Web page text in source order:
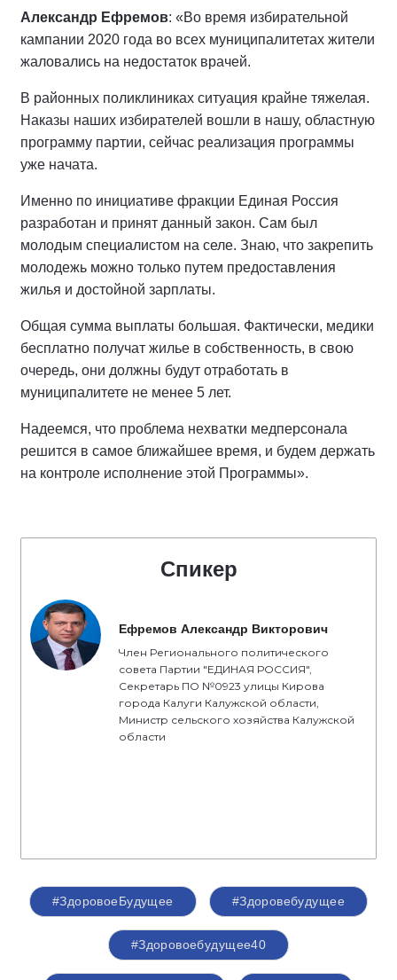
Александр Ефремов: «Во время избирательной
кампании 2020 года во всех муниципалитетах жители
жаловались на недостаток врачей.
В районных поликлиниках ситуация крайне тяжелая.
Наказы наших избирателей вошли в нашу, областную
программу партии, сейчас реализация программы
уже начата.
Именно по инициативе фракции Единая Россия
разработан и принят данный закон. Сам был
молодым специалистом на селе. Знаю, что закрепить
молодежь можно только путем предоставления
жилья и достойной зарплаты.
Общая сумма выплаты большая. Фактически, медики
бесплатно получат жилье в собственность, в свою
очередь, они должны будут отработать в
муниципалитете не менее 5 лет.
Надеемся, что проблема нехватки медперсонала
решится в самое ближайшее время, и будем держать
на контроле исполнение этой Программы».
Спикер
Ефремов Александр Викторович
Член Регионального политического
совета Партии "ЕДИНАЯ РОССИЯ",
Секретарь ПО №0923 улицы Кирова
города Калуги Калужской области,
Министр сельского хозяйства Калужской
области
#ЗдоровоеБудущее #Здоровебудущее
#Здоровоебудущее40